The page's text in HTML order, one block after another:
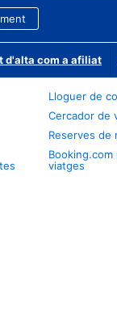
d'alta com a afiliat
Lloguer de
Cercador de
Reserves de
viatges